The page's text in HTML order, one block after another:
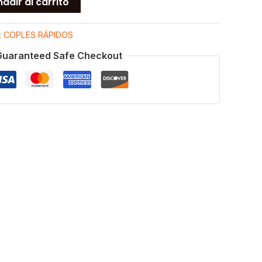
COPLES RÁPIDOS
Safe Checkout